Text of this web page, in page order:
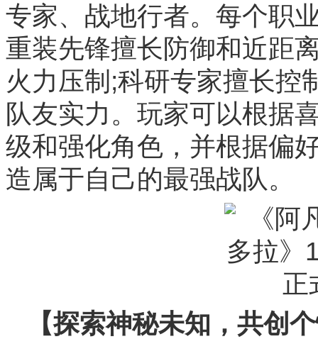
专家、战地行者。每个职
重装先锋擅长防御和近距
火力压制;科研专家擅长控
队友实力。玩家可以根据
级和强化角色，并根据偏
造属于自己的最强战队。
【探索神秘未知，共创